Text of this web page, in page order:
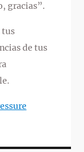
gracias”.
tus
de tus